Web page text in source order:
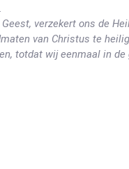
verzekert ons de
van Christus te
totdat wij eenmaal in